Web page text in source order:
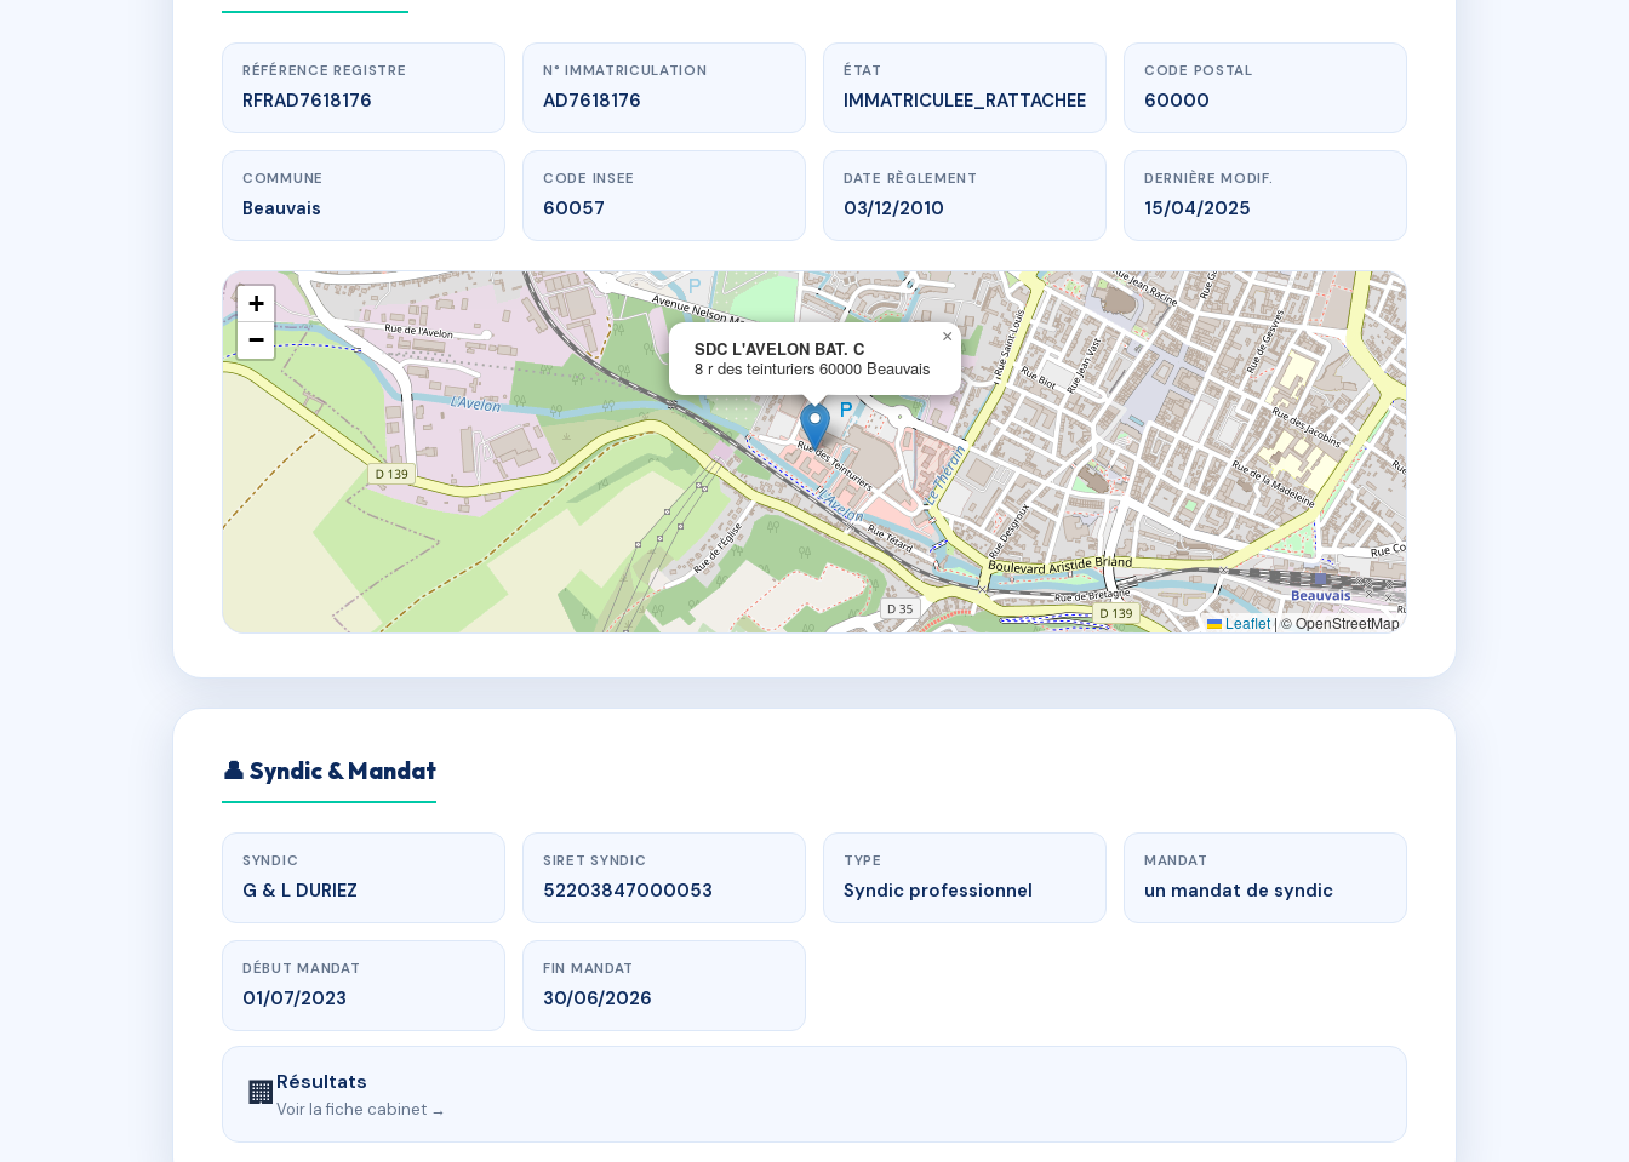
www.vme.plus/AD7618176
SDC L'AVELON BAT. C
8 r des teinturiers60000 Beauvais
RÉFÉRENCE REGISTRE
RFRAD7618176
N° IMMATRICULATION
AD7618176
ÉTAT
IMMATRICULEE_RATTACHEE
CODE POSTAL
60000
COMMUNE
Beauvais
CODE INSEE
60057
DATE RÈGLEMENT
03/12/2010
DERNIÈRE MODIF.
15/04/2025
SDC L'AVELON BAT. C
8 r des teinturiers 60000 Beauvais
×
+
−
Leaflet|© OpenStreetMap
👤 Syndic & Mandat
SYNDIC
G & L DURIEZ
SIRET SYNDIC
52203847000053
TYPE
Syndic professionnel
MANDAT
un mandat de syndic
DÉBUT MANDAT
01/07/2023
FIN MANDAT
30/06/2026
🏢Résultats
Voir la fiche cabinet →